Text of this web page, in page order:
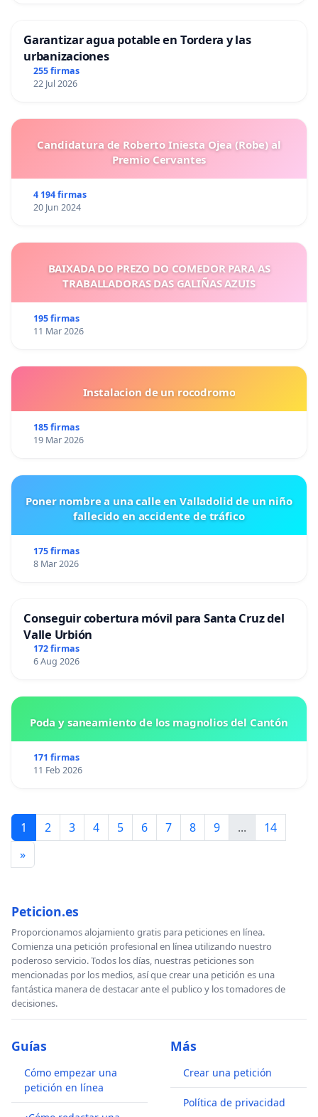
Garantizar agua potable en Tordera y las
urbanizaciones
255 firmas
22 Jul 2026
Candidatura de Roberto Iniesta Ojea (Robe) al
Premio Cervantes
4 194 firmas
20 Jun 2024
BAIXADA DO PREZO DO COMEDOR PARA AS
TRABALLADORAS DAS GALIÑAS AZUIS
195 firmas
11 Mar 2026
Instalacion de un rocodromo
185 firmas
19 Mar 2026
Poner nombre a una calle en Valladolid de un niño
fallecido en accidente de tráfico
175 firmas
8 Mar 2026
Conseguir cobertura móvil para Santa Cruz del
Valle Urbión
172 firmas
6 Aug 2026
Poda y saneamiento de los magnolios del Cantón
171 firmas
11 Feb 2026
1 2 3 4 5 6 7 8 9 ...
14
»
Peticion.es
Proporcionamos alojamiento gratis para peticiones en línea.
Comienza una petición profesional en línea utilizando nuestro
poderoso servicio. Todos los días, nuestras peticiones son
mencionadas por los medios, así que crear una petición es una
fantástica manera de destacar ante el publico y los tomadores de
decisiones.
Guías
Cómo empezar una
petición en línea
Más
Crear una petición
Política de privacidad